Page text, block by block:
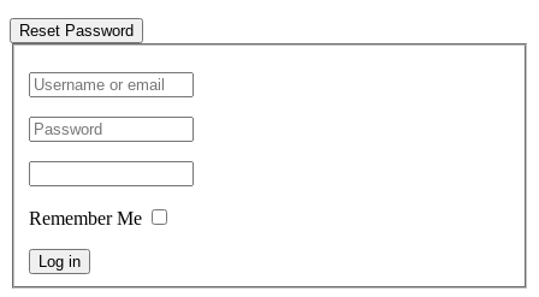
Reset Password
Remember Me
Log in